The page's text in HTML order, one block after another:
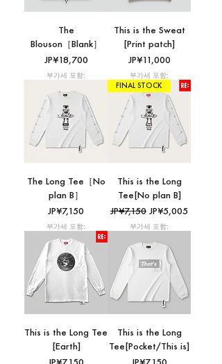
The
Blouson［Blank］
가격
JP¥18,700
부가세 포함:
This is the Sweat
[Print patch]
가격
JP¥11,000
부가세 포함:
The Long Tee［No
plan B］
가격
JP¥7,150
부가세 포함:
FINAL STOCK
This is the Long
Tee[No plan B]
일반가
JP¥7,150 할인가
JP¥5,005
부가세 포함:
This is the Long Tee
[Earth]
가격
JP¥7,150
This is the Long
Tee[Pocket/This is]
가격
JP¥7,150